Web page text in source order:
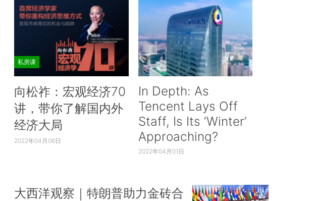
私房课
向松祚：宏观经济70
讲，带你了解国内外
经济大局
2022年04月06日
In Depth: As
Tencent Lays Off
Staff, Is Its ‘Winter’
Approaching?
2022年04月01日
大西洋观察｜特朗普助力金砖合